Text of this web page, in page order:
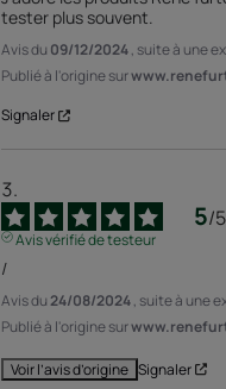
tester plus souvent.
Avis du 09/12/2024, suite à une
Publié à l'origine sur
Signaler
5/5
Avis vérifié de testeur
/
Avis du24/08/2024, suite à une
Publié à l'origine sur
Voir l’avis d’origine Signaler